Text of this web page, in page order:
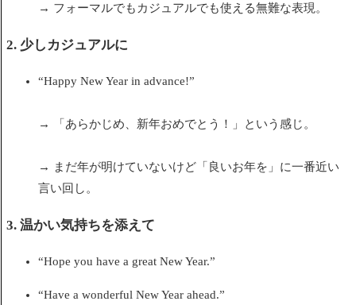
→ フォーマルでもカジュアルでも使える無難な表現。
2. 少しカジュアルに
“Happy New Year in advance!”
→ 「あらかじめ、新年おめでとう！」という感じ。
→ まだ年が明けていないけど「良いお年を」に一番近い
言い回し。
3. 温かい気持ちを添えて
“Hope you have a great New Year.”
“Have a wonderful New Year ahead.”